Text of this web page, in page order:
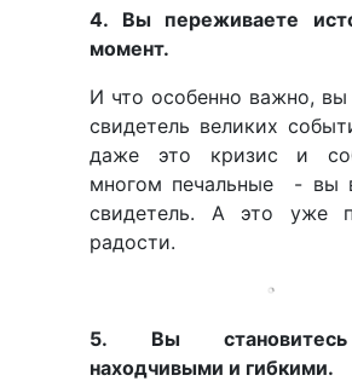
4. Вы переживаете
момент.
И что особенно важно, вы
свидетель великих
даже это кризис и
многом печальные - вы
свидетель. А это уже
радости.
5. Вы
находчивыми и гибкими.